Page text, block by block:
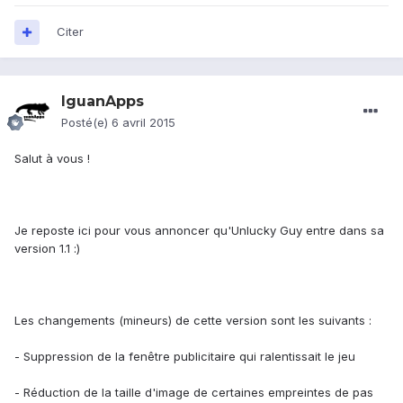
Citer
IguanApps
Posté(e) 6 avril 2015
Salut à vous !
Je reposte ici pour vous annoncer qu'Unlucky Guy entre dans sa
version 1.1 :)
Les changements (mineurs) de cette version sont les suivants :
- Suppression de la fenêtre publicitaire qui ralentissait le jeu
- Réduction de la taille d'image de certaines empreintes de pas